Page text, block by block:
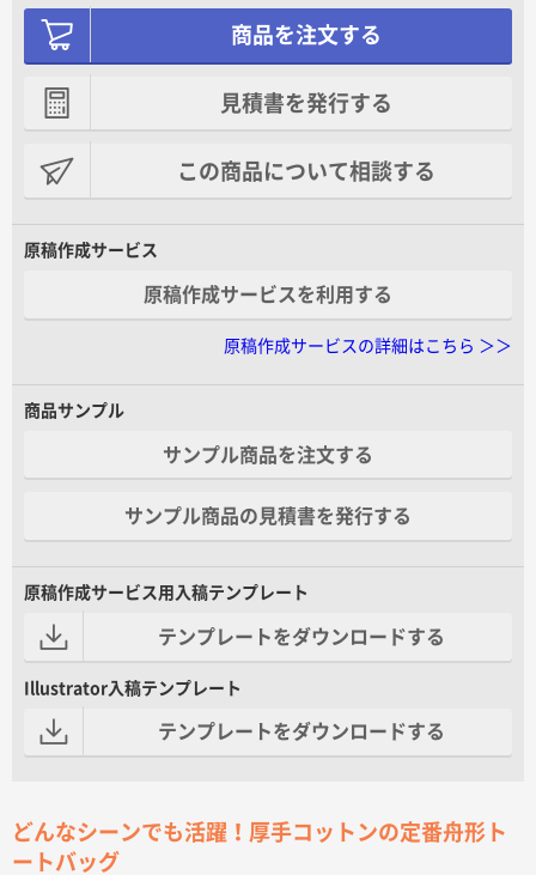
商品を注文する
見積書を発行する
この商品について相談する
原稿作成サービス
原稿作成サービスを利用する
原稿作成サービスの詳細はこちら ＞＞
商品サンプル
サンプル商品を注文する
サンプル商品の見積書を発行する
原稿作成サービス用入稿テンプレート
テンプレートをダウンロードする
Illustrator入稿テンプレート
テンプレートをダウンロードする
どんなシーンでも活躍！厚手コットンの定番舟形ト
ートバッグ